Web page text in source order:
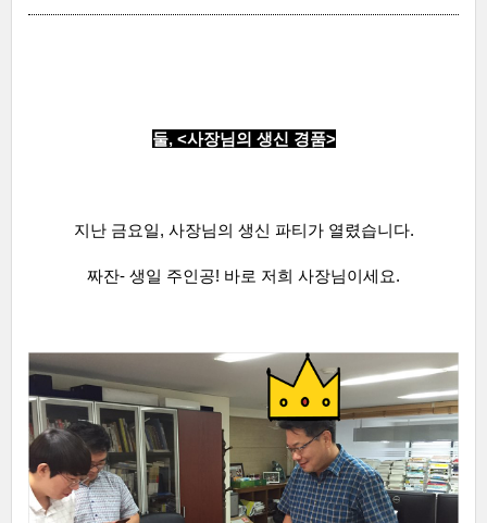
둘, <사장님의 생신 경품>
지난 금요일, 사장님의 생신 파티가 열렸습니다.
짜잔- 생일 주인공! 바로 저희 사장님이세요.